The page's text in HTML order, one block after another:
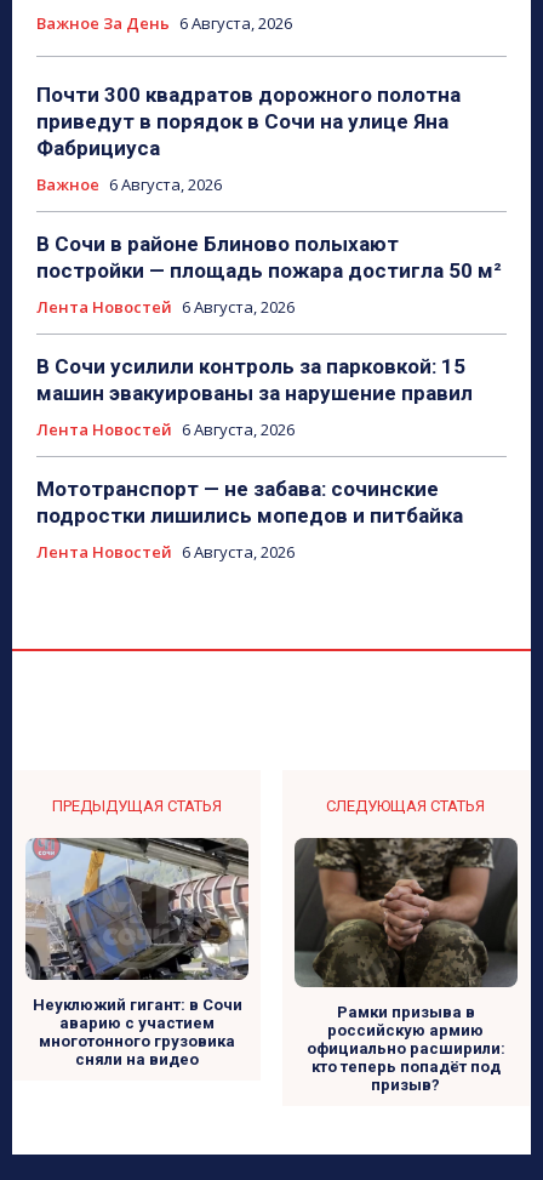
Важное За День 6 Августа, 2026
Почти 300 квадратов дорожного полотна
приведут в порядок в Сочи на улице Яна
Фабрициуса
Важное 6 Августа, 2026
В Сочи в районе Блиново полыхают
постройки — площадь пожара достигла 50 м²
Лента Новостей 6 Августа, 2026
В Сочи усилили контроль за парковкой: 15
машин эвакуированы за нарушение правил
Лента Новостей 6 Августа, 2026
Мототранспорт — не забава: сочинские
подростки лишились мопедов и питбайка
Лента Новостей 6 Августа, 2026
ПРЕДЫДУЩАЯ СТАТЬЯ
Неуклюжий гигант: в Сочи
аварию с участием
многотонного грузовика
сняли на видео
СЛЕДУЮЩАЯ СТАТЬЯ
Рамки призыва в
российскую армию
официально расширили:
кто теперь попадёт под
призыв?